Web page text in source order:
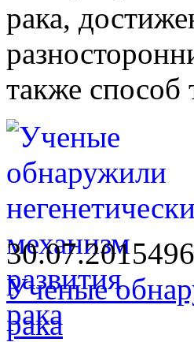
рака,
также способ
30.07.2015
Ученые
рака